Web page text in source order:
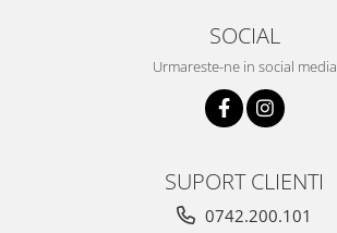
SOCIAL
Urmareste-ne in social media
SUPORT CLIENTI
0742.200.101